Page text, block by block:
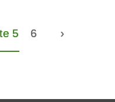
5 6 ›